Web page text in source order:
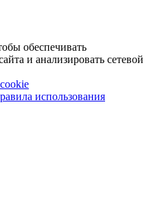
обеспечивать
и анализировать сетевой
использования